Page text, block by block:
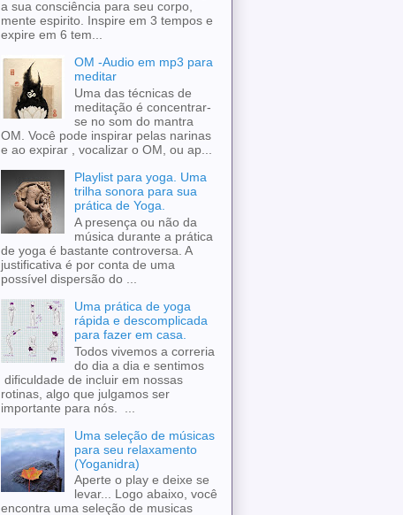
a sua consciência para seu corpo,
mente espirito. Inspire em 3 tempos e
expire em 6 tem...
OM -Audio em mp3 para
meditar
Uma das técnicas de
meditação é concentrar-
se no som do mantra
OM. Você pode inspirar pelas narinas
e ao expirar , vocalizar o OM, ou ap...
Playlist para yoga. Uma
trilha sonora para sua
prática de Yoga.
A presença ou não da
música durante a prática
de yoga é bastante controversa. A
justificativa é por conta de uma
possível dispersão do ...
Uma prática de yoga
rápida e descomplicada
para fazer em casa.
Todos vivemos a correria
do dia a dia e sentimos
dificuldade de incluir em nossas
rotinas, algo que julgamos ser
importante para nós. ...
Uma seleção de músicas
para seu relaxamento
(Yoganidra)
Aperte o play e deixe se
levar... Logo abaixo, você
encontra uma seleção de musicas